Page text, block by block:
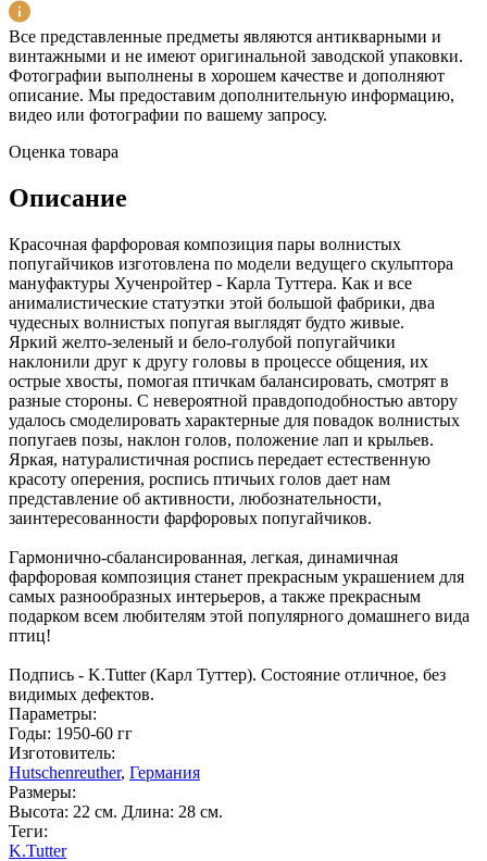
Все представленные предметы являются антикварными и
винтажными и не имеют оригинальной заводской упаковки.
Фотографии выполнены в хорошем качестве и дополняют
описание. Мы предоставим дополнительную информацию,
видео или фотографии по вашему запросу.
Оценка товара
Описание
Красочная фарфоровая композиция пары волнистых
попугайчиков изготовлена по модели ведущего скульптора
мануфактуры Хученройтер - Карла Туттера. Как и все
анималистические статуэтки этой большой фабрики, два
чудесных волнистых попугая выглядят будто живые.
Яркий желто-зеленый и бело-голубой попугайчики
наклонили друг к другу головы в процессе общения, их
острые хвосты, помогая птичкам балансировать, смотрят в
разные стороны. С невероятной правдоподобностью автору
удалось смоделировать характерные для повадок волнистых
попугаев позы, наклон голов, положение лап и крыльев.
Яркая, натуралистичная роспись передает естественную
красоту оперения, роспись птичьих голов дает нам
представление об активности, любознательности,
заинтересованности фарфоровых попугайчиков.
Гармонично-сбалансированная, легкая, динамичная
фарфоровая композиция станет прекрасным украшением для
самых разнообразных интерьеров, а также прекрасным
подарком всем любителям этой популярного домашнего вида
птиц!
Подпись - K.Tutter (Карл Туттер). Состояние отличное, без
видимых дефектов.
Параметры:
Годы: 1950-60 гг
Изготовитель:
Hutschenreuther, Германия
Размеры:
Высота: 22 см. Длина: 28 см.
Теги:
K.Tutter